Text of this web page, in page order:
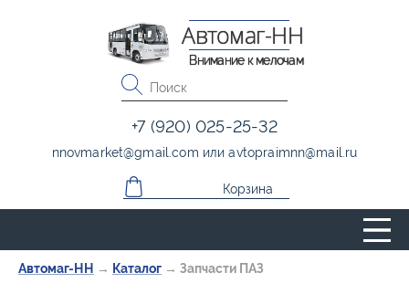
Автомаг-НН → Каталог → Запчасти ПАЗ
Автомаг-НН
Внимание к мелочам
+7 (920) 025-25-32
nnovmarket@gmail.com илиavtopraimnn@mail.ru
Корзина